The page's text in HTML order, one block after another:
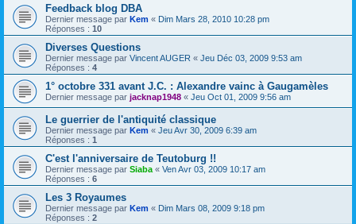
Feedback blog DBA
Dernier message par Kem « Dim Mars 28, 2010 10:28 pm
Réponses : 10
Diverses Questions
Dernier message par Vincent AUGER « Jeu Déc 03, 2009 9:53 am
Réponses : 4
1° octobre 331 avant J.C. : Alexandre vainc à Gaugamèles
Dernier message par jacknap1948 « Jeu Oct 01, 2009 9:56 am
Le guerrier de l'antiquité classique
Dernier message par Kem « Jeu Avr 30, 2009 6:39 am
Réponses : 1
C'est l'anniversaire de Teutoburg !!
Dernier message par Siaba « Ven Avr 03, 2009 10:17 am
Réponses : 6
Les 3 Royaumes
Dernier message par Kem « Dim Mars 08, 2009 9:18 pm
Réponses : 2